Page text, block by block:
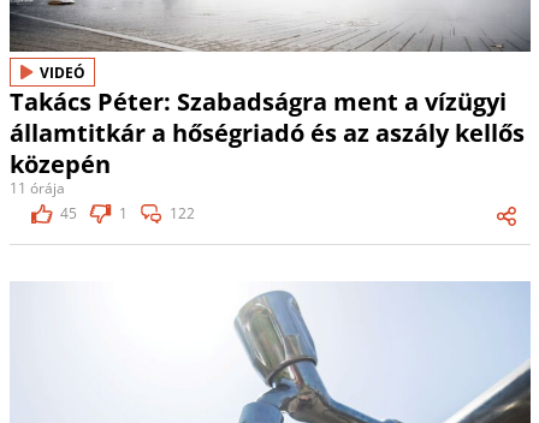
VIDEÓ
Takács Péter: Szabadságra ment a vízügyi
államtitkár a hőségriadó és az aszály kellős
közepén
11 órája
45
1 122